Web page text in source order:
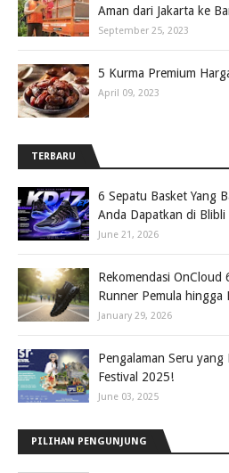
Aman dari Jakarta ke
September 25, 2023
5 Kurma Premium
April 09, 2023
TERBARU
6 Sepatu Basket Yang
Anda Dapatkan di Blibli
June 21, 2026
Rekomendasi
Runner Pemula hingga
January 29, 2026
Pengalaman Seru yang
Festival 2025!
June 03, 2025
PILIHAN PENGUNJUNG